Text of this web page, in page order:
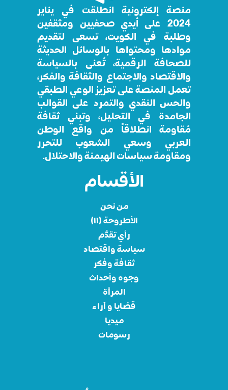
منصة إلكترونية انطلقت في يناير
2024 على أيدي صحفيين ومثقفين
وطلبة في الكويت، تسعى لتقديم
موادها ومحتواها بالوسائل الحديثة
للصحافة الرقمية، تُعنى بالسياسة
والاقتصاد والاجتماع والثقافة والفكر،
تعمل المنصة على تعزيز الوعي الطبقي
والحس النقدي والتمرد على القوالب
الجامدة في التحليل، وتبني ثقافة
مُقاومة انطلاقاً من واقع الوطن
العربي وسعي الشعوب للتحرر
ومقاومة سياسات الهيمنة والاحتلال.
الأقسام
من نحن
الأطروحة (١١)
رأي تقدُّم
سياسة واقتصاد
ثقافة وفكر
وجوه وأحداث
المرأة
قضايا و آراء
ميديا
رسومات